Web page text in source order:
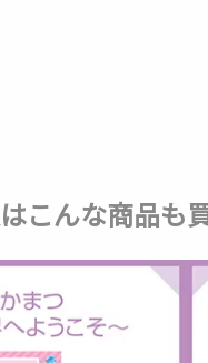
こんな商品も